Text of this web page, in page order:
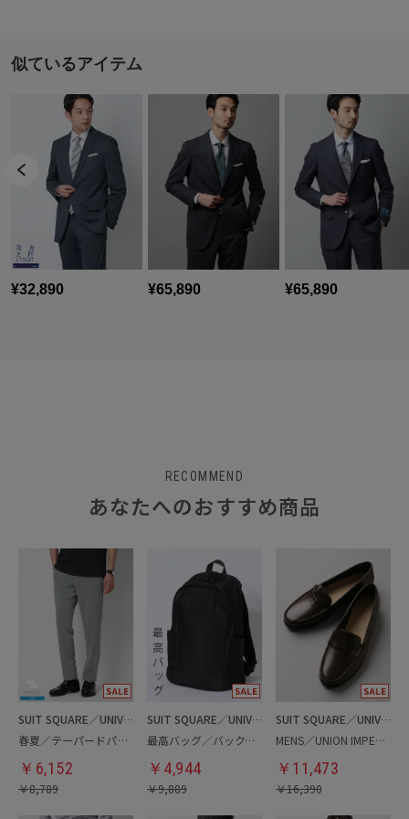
RECOMMEND
あなたへのおすすめ商品
SUIT SQUARE／UNIVERSAL LANGUAGE
春夏／テーパードパンツ
￥ 6,152
￥8,789
SUIT SQUARE／UNIVERSAL LANGUAGE
最高バッグ／バックパック
￥ 4,944
￥9,889
SUIT SQUARE／UNIVERSAL LANGUAGE
MENS／UNION IMPERIAL監修／コインローファー
￥ 11,473
￥16,390